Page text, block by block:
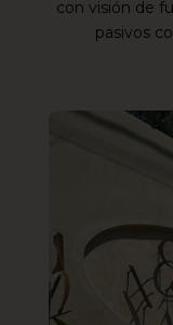
con visión de
pasivos